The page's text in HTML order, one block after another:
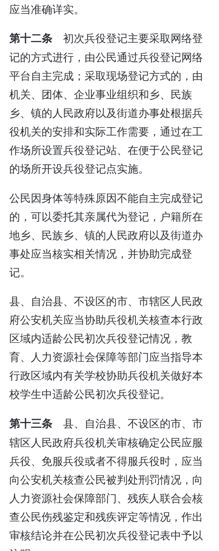
应当准确详实。
第十二条初次兵役登记主要采取网络登
记的方式进行，由公民通过兵役登记网络
平台自主完成；采取现场登记方式的，由
机关、团体、企业事业组织和乡、民族
乡、镇的人民政府以及街道办事处根据兵
役机关的安排和实际工作需要，通过在工
作场所设置兵役登记站、在便于公民登记
的场所开设兵役登记点实施。
公民因身体等特殊原因不能自主完成登记
的，可以委托其亲属代为登记，户籍所在
地乡、民族乡、镇的人民政府以及街道办
事处应当核实相关情况，并协助完成登
记。
县、自治县、不设区的市、市辖区人民政
府公安机关应当协助兵役机关核查本行政
区域内适龄公民初次兵役登记情况，教
育、人力资源社会保障等部门应当指导本
行政区域内有关学校协助兵役机关做好本
校学生中适龄公民初次兵役登记。
第十三条县、自治县、不设区的市、市
辖区人民政府兵役机关审核确定公民应服
兵役、免服兵役或者不得服兵役时，应当
向公安机关核查公民被判处刑罚情况，向
人力资源社会保障部门、残疾人联合会核
查公民伤残鉴定和残疾评定等情况，作出
审核结论并在公民初次兵役登记表中予以